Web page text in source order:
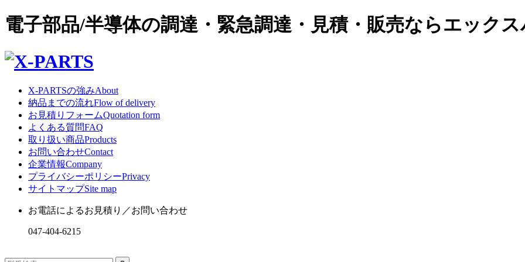
電子部品/半導体の調達・緊急調達・見積・販売ならエック
X-PARTSの強みAbout
納品までの流れFlow of delivery
お見積りフォームQuotation form
よくある質問FAQ
取り扱い商品Products
お問い合わせContact
企業情報Company
プライバシーポリシーPrivacy
サイトマップSite map
お電話によるお見積り／お問い合わせ
047-404-6215